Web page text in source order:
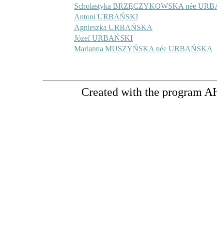
Scholastyka BRZĘCZYKOWSKA née
Antoni URBAŃSKI
Agnieszka URBAŃSKA
Józef URBAŃSKI
Marianna MUSZYŃSKA née URBAŃSKA
Created with the program